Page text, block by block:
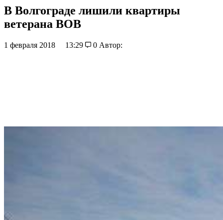
В Волгограде лишили квартиры
ветерана ВОВ
1 февраля 2018 13:29 0 Автор: